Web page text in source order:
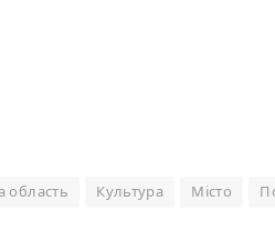
область Культура Місто